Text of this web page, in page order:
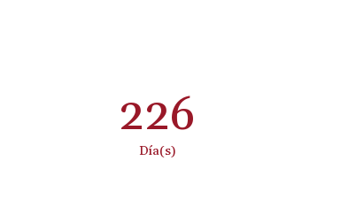
226
Día(s)